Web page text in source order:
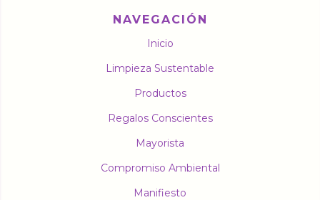
NAVEGACIÓN
Inicio
Limpieza Sustentable
Productos
Regalos Conscientes
Mayorista
Compromiso Ambiental
Manifiesto